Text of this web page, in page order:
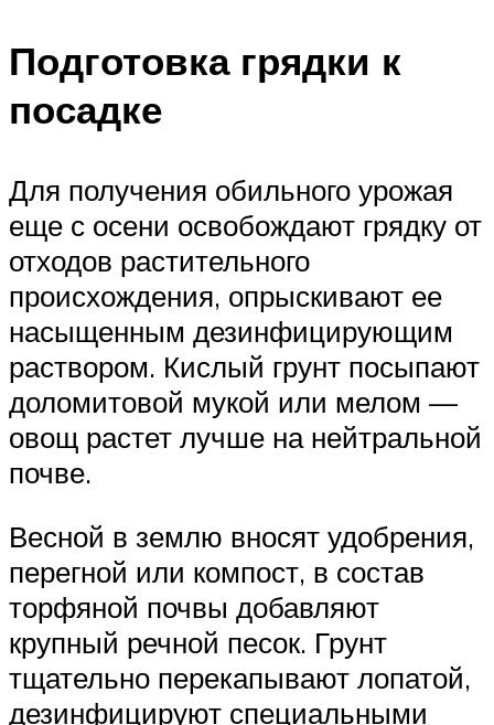
Подготовка грядки к
посадке
Для получения обильного урожая
еще с осени освобождают грядку от
отходов растительного
происхождения, опрыскивают ее
насыщенным дезинфицирующим
раствором. Кислый грунт посыпают
доломитовой мукой или мелом —
овощ растет лучше на нейтральной
почве.
Весной в землю вносят удобрения,
перегной или компост, в состав
торфяной почвы добавляют
крупный речной песок. Грунт
тщательно перекапывают лопатой,
дезинфицируют специальными